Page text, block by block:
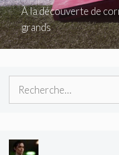
À la découverte de
grands
Rechercher :